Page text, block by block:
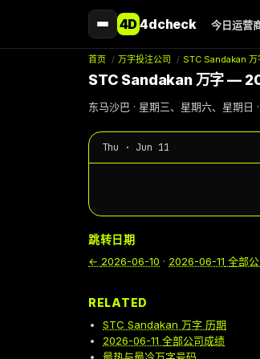
4D4dcheck 今日运营
首页 / 万字投注公司 / STC Sandakan 万
STC Sandakan 万字 —
东马沙巴 · 星期三、星期六、星期日
Thu · Jun 11
跳转日期
← 2026-06-10 · 2026-06-11 全部
RELATED
STC Sandakan 万字 历期
2026-06-11 全部公司成绩